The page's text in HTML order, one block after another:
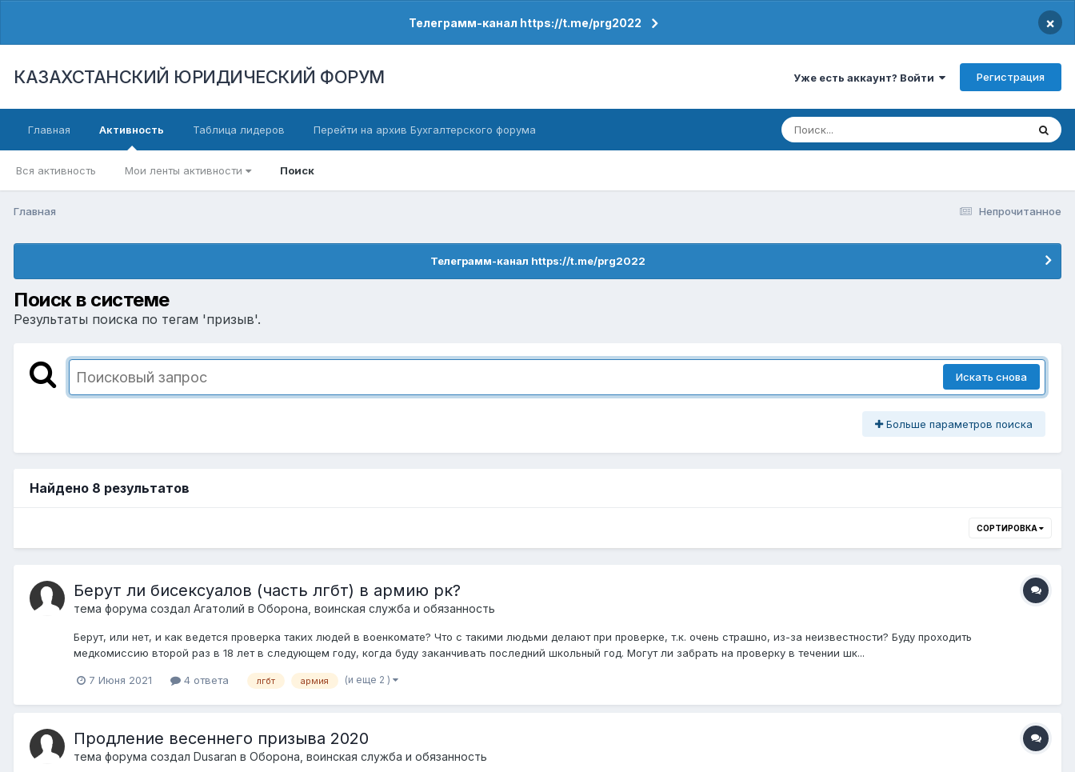
Телеграмм-канал https://t.me/prg2022 ×
КАЗАХСТАНСКИЙ ЮРИДИЧЕСКИЙ ФОРУМ Уже есть аккаунт? Войти Регистрация
Главная Активность
Вся активность Мои ленты активности Поиск
Таблица лидеров Перейти на архив Бухгалтерского форума
Непрочитанное
Главная
Телеграмм-канал https://t.me/prg2022
Поиск в системе
Результаты поиска по тегам 'призыв'.
Искать снова
Больше параметров поиска
Найдено 8 результатов
СОРТИРОВКА
Берут ли бисексуалов (часть лгбт) в армию рк?
тема форума создал Агатолий в Оборона, воинская служба и обязанность
Берут, или нет, и как ведется проверка таких людей в военкомате? Что с такими людьми делают при проверке, т.к. очень страшно, из-за неизвестности? Буду проходить
медкомиссию второй раз в 18 лет в следующем году, когда буду заканчивать последний школьный год. Могут ли забрать на проверку в течении шк...
7 Июня 2021 4 ответа лгбт армия (и еще 2 )
Продление весеннего призыва 2020
тема форума создал Dusaran в Оборона, воинская служба и обязанность